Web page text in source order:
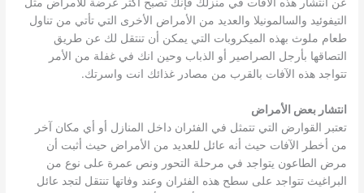
التيفوئيد والسالمونيلا والعديد من الأمراض الأخرى التي تأتي من تناول
طعام ملوث بهذه الميكروبات التي يمكن أن تنتقل لك عن طريق
التصاقها بأرجل الصراصير أو الذباب وحين انك في غفلة من الأمر
تتواجد هذه الآفات بالقرب من مصادر غذائك انت واسرتك.
انتشار بعض الأمراض
تعتبر القوارض التي تتمثل في الفئران داخل المنازل أو أي مكان آخر
من أخطر الآفات حيث أنه عائل للعديد من الأمراض حيث أثبت أن
مرض الطاعون يتواجد في مرحلة التحور ونص عمرة على نوع من
البراغيث تتواجد على سطح هذه الفئران وعند وفاتها تنتقل لتجد عائل